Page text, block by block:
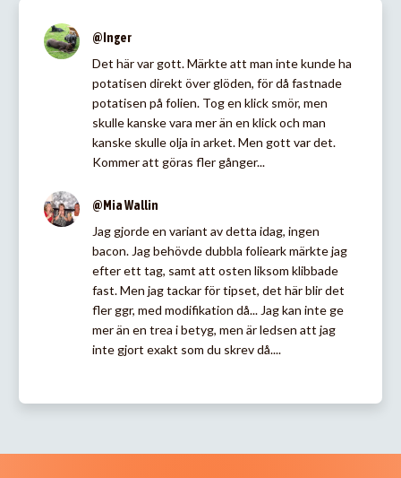
@Inger
Det här var gott. Märkte att man inte kunde ha
potatisen direkt över glöden, för då fastnade
potatisen på folien. Tog en klick smör, men
skulle kanske vara mer än en klick och man
kanske skulle olja in arket. Men gott var det.
Kommer att göras fler gånger...
@Mia Wallin
Jag gjorde en variant av detta idag, ingen
bacon. Jag behövde dubbla folieark märkte jag
efter ett tag, samt att osten liksom klibbade
fast. Men jag tackar för tipset, det här blir det
fler ggr, med modifikation då... Jag kan inte ge
mer än en trea i betyg, men är ledsen att jag
inte gjort exakt som du skrev då....